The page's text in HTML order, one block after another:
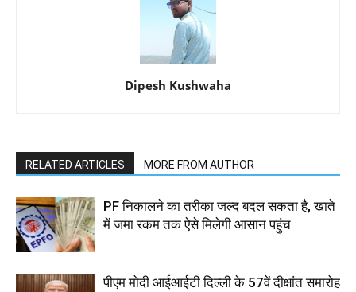
Dipesh Kushwaha
RELATED ARTICLES MORE FROM AUTHOR
PF निकालने का तरीका जल्द बदल सकता है, खाते
में जमा रकम तक ऐसे मिलेगी आसान पहुंच
पीएम मोदी आईआईटी दिल्ली के 57वें दीक्षांत समारोह